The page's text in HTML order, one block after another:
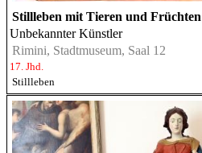
Stillleben mit Tieren und Früchten
Unbekannter Künstler
Rimini, Stadtmuseum, Saal 12
17. Jhd.
Stillleben